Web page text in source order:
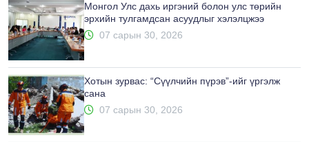
Монгол Улс дахь иргэний болон улс төрийн
эрхийн тулгамдсан асуудлыг хэлэлцжээ
07 сарын 30, 2026
Хотын зурвас: “Сүүлчийн пүрэв”-ийг үргэлж
сана
07 сарын 30, 2026